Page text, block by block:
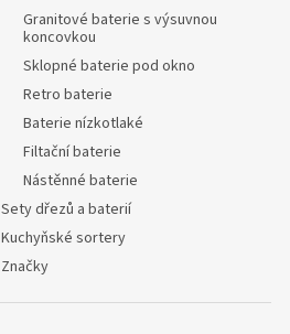
Granitové baterie s výsuvnou
koncovkou
Sklopné baterie pod okno
Retro baterie
Baterie nízkotlaké
Filtační baterie
Nástěnné baterie
Sety dřezů a baterií
Kuchyňské sortery
Značky